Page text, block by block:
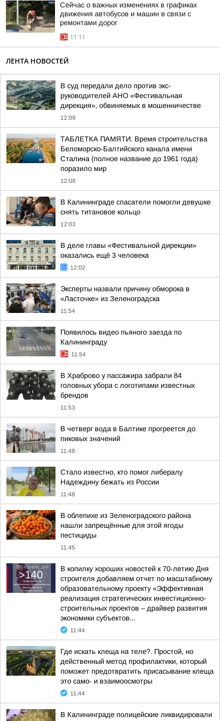
Сейчас о важных изменениях в графиках
движения автобусов и машин в связи с
ремонтами дорог
11:11
ЛЕНТА НОВОСТЕЙ
В суд передали дело против экс-
руководителей АНО «Фестивальная
дирекция», обвиняемых в мошенничестве
12:09
ТАБЛЕТКА ПАМЯТИ. Время строительства
Беломорско-Балтийского канала имени
Сталина (полное название до 1961 года)
поразило мир
12:08
В Калининграде спасатели помогли девушке
снять титановое кольцо
12:03
В деле главы «Фестивальной дирекции»
оказались ещё 3 человека
12:02
Эксперты назвали причину обморока в
«Ласточке» из Зеленоградска
11:54
Появилось видео пьяного заезда по
Калининграду
11:54
В Храброво у пассажира забрали 84
головных убора с логотипами известных
брендов
11:53
В четверг вода в Балтике прогреется до
пиковых значений
11:48
Стало известно, кто помог либералу
Надеждину бежать из России
11:48
В облепихе из Зеленоградского района
нашли запрещённые для этой ягоды
пестициды
11:45
В копилку хороших новостей к 70-летию Дня
строителя добавляем отчет по масштабному
образовательному проекту «Эффективная
реализация стратегических инвестиционно-
строительных проектов – драйвер развития
экономики субъектов...
11:44
Где искать клеща на теле?. Простой, но
действенный метод профилактики, который
поможет предотвратить присасывание клеща
это само- и взаимоосмотры
11:44
В Калининграде полицейские ликвидировали